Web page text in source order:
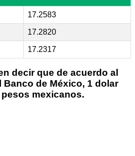
17.2583
17.2820
17.2317
decir que de acuerdo al
de México, 1 dolar
mexicanos.